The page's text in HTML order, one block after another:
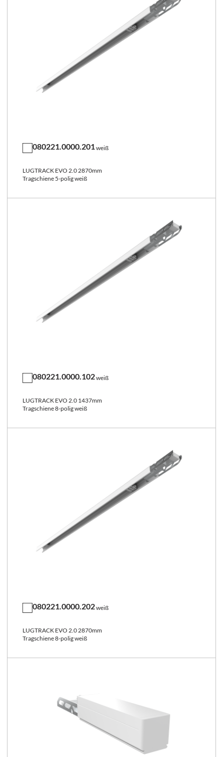
080221.0000.201weiß
LUGTRACK EVO 2.0 2870mm
Tragschiene 5-polig weiß
080221.0000.102weiß
LUGTRACK EVO 2.0 1437mm
Tragschiene 8-polig weiß
080221.0000.202weiß
LUGTRACK EVO 2.0 2870mm
Tragschiene 8-polig weiß